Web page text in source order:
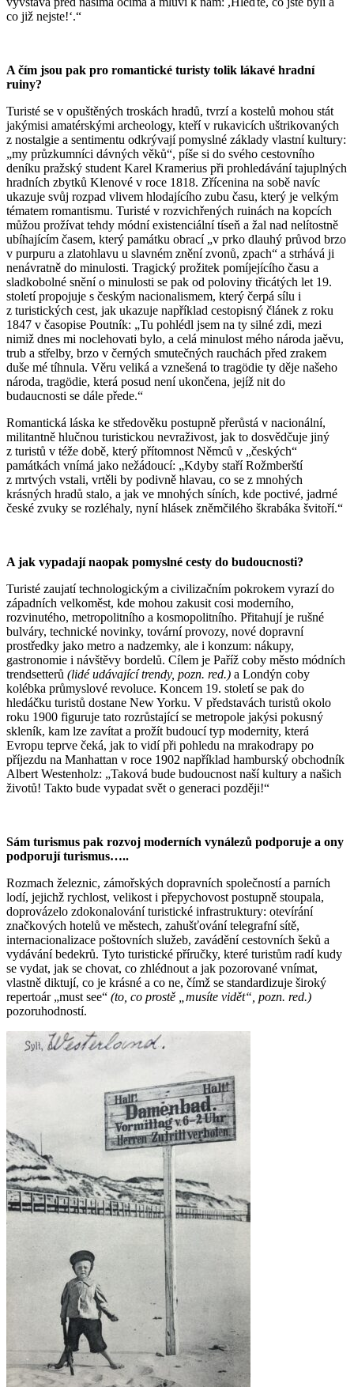
co již nejste!‘.“
A čím jsou pak pro romantické turisty tolik lákavé hradní
ruiny?
Turisté se v opuštěných troskách hradů, tvrzí a kostelů mohou stát
jakýmisi amatérskými archeology, kteří v rukavicích uštrikovaných
z nostalgie a sentimentu odkrývají pomyslné základy vlastní kultury:
„my průzkumníci dávných věků“, píše si do svého cestovního
deníku pražský student Karel Kramerius při prohledávání tajuplných
hradních zbytků Klenové v roce 1818. Zřícenina na sobě navíc
ukazuje svůj rozpad vlivem hlodajícího zubu času, který je velkým
tématem romantismu. Turisté v rozvichřených ruinách na kopcích
můžou prožívat tehdy módní existenciální tíseň a žal nad nelítostně
ubíhajícím časem, který památku obrací „v prko dlauhý průvod brzo
v purpuru a zlatohlavu u slavném znění zvonů, zpach“ a strhává ji
nenávratně do minulosti. Tragický prožitek pomíjejícího času a
sladkobolné snění o minulosti se pak od poloviny třicátých let 19.
století propojuje s českým nacionalismem, který čerpá sílu i
z turistických cest, jak ukazuje například cestopisný článek z roku
1847 v časopise Poutník: „Tu pohlédl jsem na ty silné zdi, mezi
nimiž dnes mi noclehovati bylo, a celá minulost mého národa jaěvu,
trub a střelby, brzo v černých smutečných rauchách před zrakem
duše mé tíhnula. Věru veliká a vznešená to tragödie ty děje našeho
národa, tragödie, která posud není ukončena, jejíž nit do
budaucnosti se dále přede.“
Romantická láska ke středověku postupně přerůstá v nacionální,
militantně hlučnou turistickou nevraživost, jak to dosvědčuje jiný
z turistů v téže době, který přítomnost Němců v „českých“
památkách vnímá jako nežádoucí: „Kdyby staří Rožmberští
z mrtvých vstali, vrtěli by podivně hlavau, co se z mnohých
krásných hradů stalo, a jak ve mnohých síních, kde poctivé, jadrné
české zvuky se rozléhaly, nyní hlásek zněmčilého škrabáka švitoří.“
A jak vypadají naopak pomyslné cesty do budoucnosti?
Turisté zaujatí technologickým a civilizačním pokrokem vyrazí do
západních velkoměst, kde mohou zakusit cosi moderního,
rozvinutého, metropolitního a kosmopolitního. Přitahují je rušné
bulváry, technické novinky, tovární provozy, nové dopravní
prostředky jako metro a nadzemky, ale i konzum: nákupy,
gastronomie i návštěvy bordelů. Cílem je Paříž coby město módních
trendsetterů (lidé udávající trendy, pozn. red.) a Londýn coby
kolébka průmyslové revoluce. Koncem 19. století se pak do
hledáčku turistů dostane New Yorku. V představách turistů okolo
roku 1900 figuruje tato rozrůstající se metropole jakýsi pokusný
skleník, kam lze zavítat a prožít budoucí typ modernity, která
Evropu teprve čeká, jak to vidí při pohledu na mrakodrapy po
příjezdu na Manhattan v roce 1902 například hamburský obchodník
Albert Westenholz: „Taková bude budoucnost naší kultury a našich
životů! Takto bude vypadat svět o generaci později!“
Sám turismus pak rozvoj moderních vynálezů podporuje a ony
podporují turismus…..
Rozmach železnic, zámořských dopravních společností a parních
lodí, jejichž rychlost, velikost i přepychovost postupně stoupala,
doprovázelo zdokonalování turistické infrastruktury: otevírání
značkových hotelů ve městech, zahušťování telegrafní sítě,
internacionalizace poštovních služeb, zavádění cestovních šeků a
vydávání bedekrů. Tyto turistické příručky, které turistům radí kudy
se vydat, jak se chovat, co zhlédnout a jak pozorované vnímat,
vlastně diktují, co je krásné a co ne, čímž se standardizuje široký
repertoár „must see“ (to, co prostě „musíte vidět“, pozn. red.)
pozoruhodností.